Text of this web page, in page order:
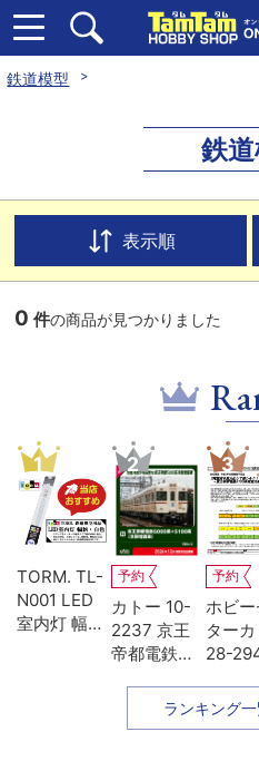
鉄道模型
鉄
表示順
0 件の商品が見つかりました
1
TORM. TL-
N001 LED
室内灯 幅狭
2
予約
カトー 10-
2237 京王
帝都電鉄
+5100系 冷
房増備車 7
3
予約
ホビ
ター
28-
5100
装置
ランキング